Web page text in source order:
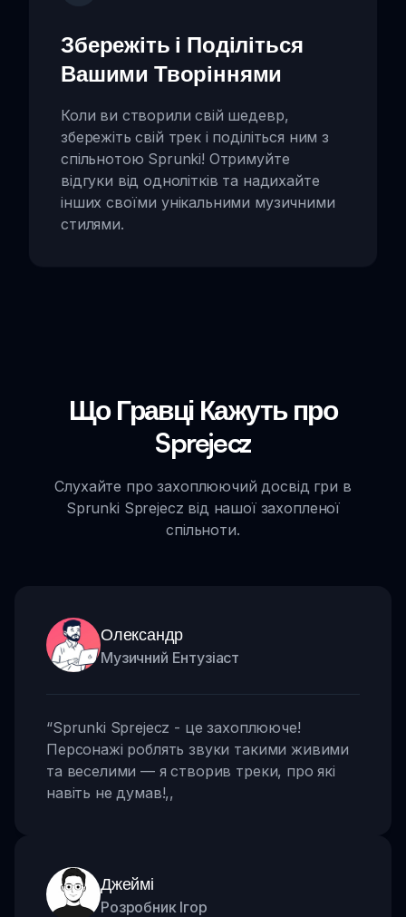
Збережіть і Поділіться
Вашими Творіннями
Коли ви створили свій шедевр,
збережіть свій трек і поділіться ним з
спільнотою Sprunki! Отримуйте
відгуки від однолітків та надихайте
інших своїми унікальними музичними
стилями.
Що Гравці Кажуть про
Sprejecz
Слухайте про захоплюючий досвід гри в
Sprunki Sprejecz від нашої захопленої
спільноти.
Олександр
Музичний Ентузіаст
“Sprunki Sprejecz - це захоплююче!
Персонажі роблять звуки такими живими
та веселими — я створив треки, про які
навіть не думав!,,
Джеймі
Розробник Ігор